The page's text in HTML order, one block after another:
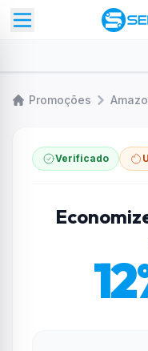
Promoções
Verificado